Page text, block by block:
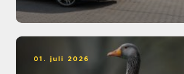
01. juli 2026